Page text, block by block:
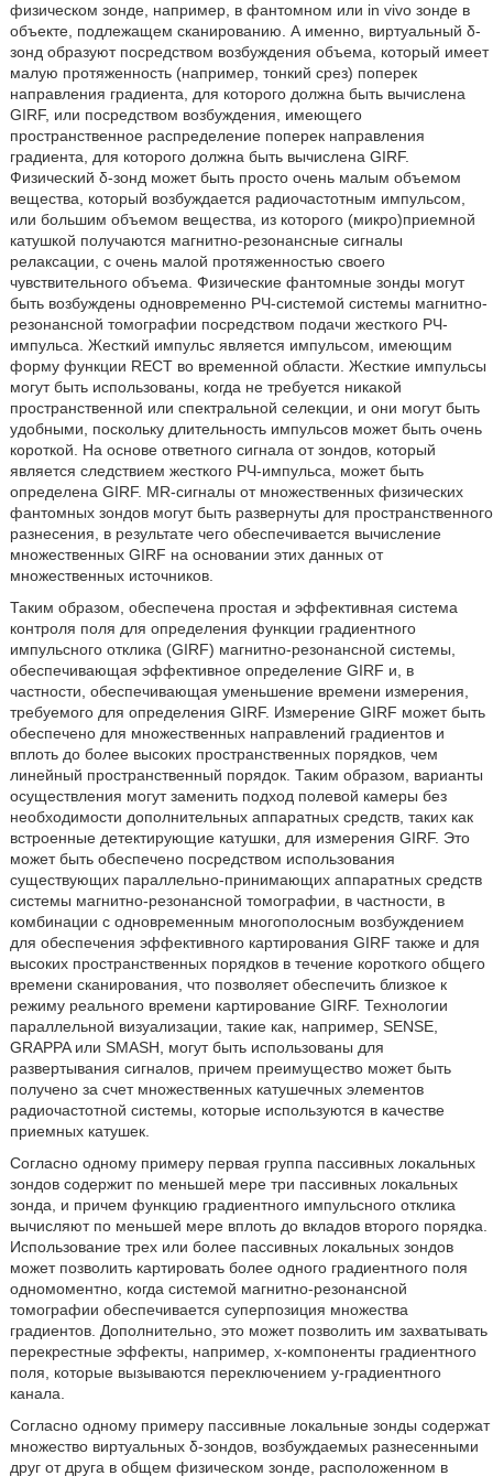
физическом зонде, например, в фантомном или in vivo зонде в
объекте, подлежащем сканированию. А именно, виртуальный δ-
зонд образуют посредством возбуждения объема, который имеет
малую протяженность (например, тонкий срез) поперек
направления градиента, для которого должна быть вычислена
GIRF, или посредством возбуждения, имеющего
пространственное распределение поперек направления
градиента, для которого должна быть вычислена GIRF.
Физический δ-зонд может быть просто очень малым объемом
вещества, который возбуждается радиочастотным импульсом,
или большим объемом вещества, из которого (микро)приемной
катушкой получаются магнитно-резонансные сигналы
релаксации, с очень малой протяженностью своего
чувствительного объема. Физические фантомные зонды могут
быть возбуждены одновременно РЧ-системой системы магнитно-
резонансной томографии посредством подачи жесткого РЧ-
импульса. Жесткий импульс является импульсом, имеющим
форму функции RECT во временной области. Жесткие импульсы
могут быть использованы, когда не требуется никакой
пространственной или спектральной селекции, и они могут быть
удобными, поскольку длительность импульсов может быть очень
короткой. На основе ответного сигнала от зондов, который
является следствием жесткого РЧ-импульса, может быть
определена GIRF. MR-сигналы от множественных физических
фантомных зондов могут быть развернуты для пространственного
разнесения, в результате чего обеспечивается вычисление
множественных GIRF на основании этих данных от
множественных источников.
Таким образом, обеспечена простая и эффективная система
контроля поля для определения функции градиентного
импульсного отклика (GIRF) магнитно-резонансной системы,
обеспечивающая эффективное определение GIRF и, в
частности, обеспечивающая уменьшение времени измерения,
требуемого для определения GIRF. Измерение GIRF может быть
обеспечено для множественных направлений градиентов и
вплоть до более высоких пространственных порядков, чем
линейный пространственный порядок. Таким образом, варианты
осуществления могут заменить подход полевой камеры без
необходимости дополнительных аппаратных средств, таких как
встроенные детектирующие катушки, для измерения GIRF. Это
может быть обеспечено посредством использования
существующих параллельно-принимающих аппаратных средств
системы магнитно-резонансной томографии, в частности, в
комбинации с одновременным многополосным возбуждением
для обеспечения эффективного картирования GIRF также и для
высоких пространственных порядков в течение короткого общего
времени сканирования, что позволяет обеспечить близкое к
режиму реального времени картирование GIRF. Технологии
параллельной визуализации, такие как, например, SENSE,
GRAPPA или SMASH, могут быть использованы для
развертывания сигналов, причем преимущество может быть
получено за счет множественных катушечных элементов
радиочастотной системы, которые используются в качестве
приемных катушек.
Согласно одному примеру первая группа пассивных локальных
зондов содержит по меньшей мере три пассивных локальных
зонда, и причем функцию градиентного импульсного отклика
вычисляют по меньшей мере вплоть до вкладов второго порядка.
Использование трех или более пассивных локальных зондов
может позволить картировать более одного градиентного поля
одномоментно, когда системой магнитно-резонансной
томографии обеспечивается суперпозиция множества
градиентов. Дополнительно, это может позволить им захватывать
перекрестные эффекты, например, x-компоненты градиентного
поля, которые вызываются переключением y-градиентного
канала.
Согласно одному примеру пассивные локальные зонды содержат
множество виртуальных δ-зондов, возбуждаемых разнесенными
друг от друга в общем физическом зонде, расположенном в